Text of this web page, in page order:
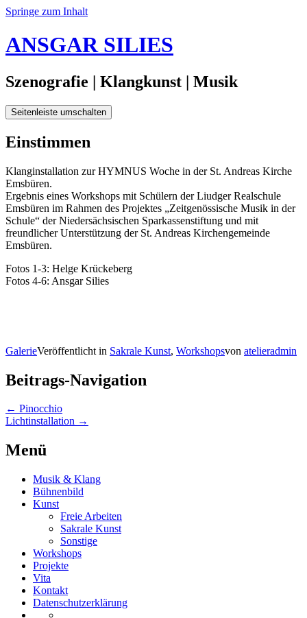
Springe zum Inhalt
ANSGAR SILIES
Szenografie | Klangkunst | Musik
Seitenleiste umschalten
22.
Dezember
Januar
2020
Einstimmen
Klanginstallation zur HYMNUS Woche in der St. Andreas Kirche
Emsbüren.
Ergebnis eines Workshops mit Schülern der Liudger Realschule
Emsbüren im Rahmen des Projektes „Zeitgenössische Musik in der
Schule“ der Niedersächsischen Sparkassenstiftung und mit
freundlicher Unterstützung der St. Andreas Kirchengemeinde
Emsbüren.
Fotos 1-3: Helge Krückeberg
Fotos 4-6: Ansgar Silies
GalerieVeröffentlicht in Sakrale Kunst, Workshopsvon atelieradmin
Beitrags-Navigation
← Pinocchio
Lichtinstallation →
Menü
Musik & Klang
Bühnenbild
Kunst
Freie Arbeiten
Sakrale Kunst
Sonstige
Workshops
Projekte
Vita
Kontakt
Datenschutzerklärung